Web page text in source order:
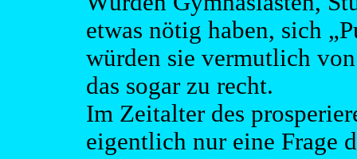
etwas nötig haben, sich
würden sie vermutlich
das sogar zu recht.
Im Zeitalter des
eigentlich nur eine Frage